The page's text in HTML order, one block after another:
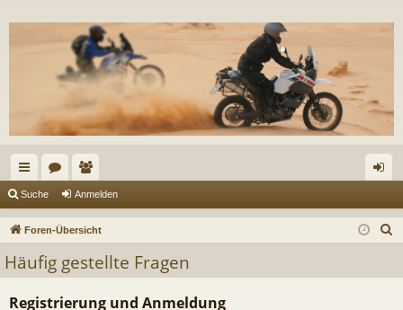
ch
ne
ug
riff
en
itg
lie
r
m
de
Suche Anmelden
Foren-Übersicht
Häufig gestellte Fragen
Registrierung und Anmeldung